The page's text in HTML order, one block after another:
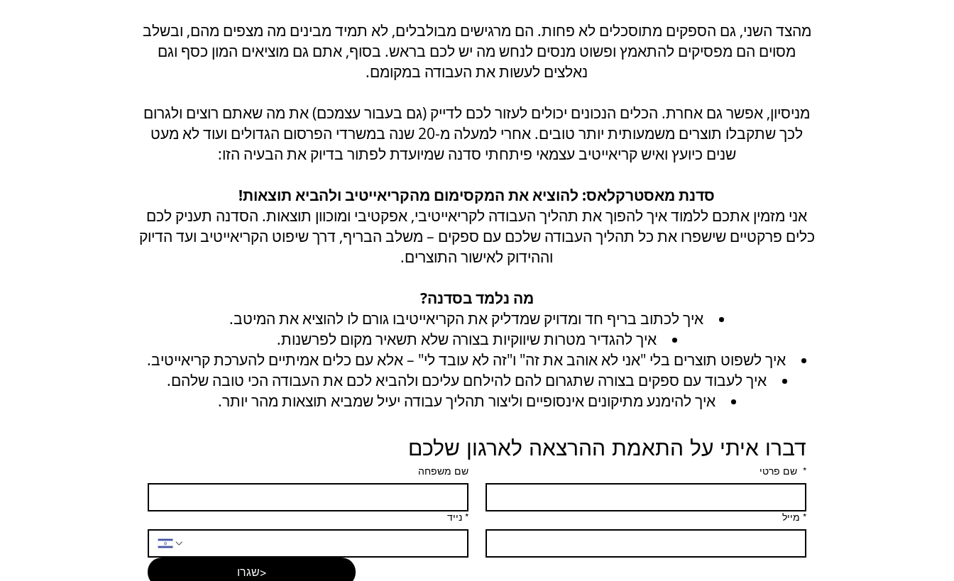
מהצד השני, גם הספקים מתוסכלים לא פחות. הם מרגישים מבולבלים, לא תמיד מבינים מה מצפים מהם, ובשלב
מסוים הם מפסיקים להתאמץ ופשוט מנסים לנחש מה יש לכם בראש. בסוף, אתם גם מוציאים המון כסף וגם
נאלצים לעשות את העבודה במקומם.
מניסיון, אפשר גם אחרת. הכלים הנכונים יכולים לעזור לכם לדייק (גם בעבור עצמכם) את מה שאתם רוצים ולגרום
לכך שתקבלו תוצרים משמעותית יותר טובים.
אחרי למעלה מ-20 שנה במשרדי הפרסום הגדולים ועוד לא מעט
שנים כיועץ ואיש קריאייטיב עצמאי פיתחתי סדנה שמיועדת לפתור בדיוק את הבעיה הזו:
סדנת מאסטרקלאס: להוציא את המקסימום מהקריאייטיב ולהביא תוצאות!
אני מזמין אתכם ללמוד איך להפוך את תהליך העבודה לקריאייטיבי, אפקטיבי ומוכוון תוצאות. הסדנה תעניק לכם
כלים פרקטיים שישפרו את כל תהליך העבודה שלכם עם ספקים – משלב הבריף, דרך שיפוט הקריאייטיב ועד הדיוק
וההידוק לאישור התוצרים.
מה נלמד בסדנה?
איך לכתוב בריף חד ומדויק שמדליק את הקריאייטיבו גורם לו להוציא את המיטב.
איך להגדיר מטרות שיווקיות בצורה שלא תשאיר מקום לפרשנות.
איך לשפוט תוצרים בלי "אני לא אוהב את זה" ו"זה לא עובד לי" – אלא עם כלים אמיתיים להערכת קריאייטיב.
איך לעבוד עם ספקים בצורה שתגרום להם להילחם עליכם ולהביא לכם את העבודה הכי טובה שלהם.
איך להימנע מתיקונים אינסופיים וליצור תהליך עבודה יעיל שמביא תוצאות מהר יותר.
דברו איתי על התאמת ההרצאה לארגון שלכם
* שם משפחה
* מייל * נייד
<שגרו